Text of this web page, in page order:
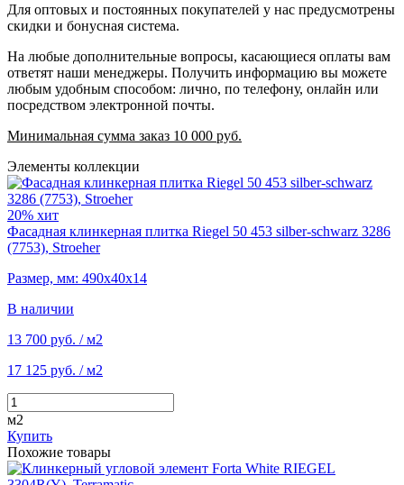
Для оптовых и постоянных покупателей у нас предусмотрены
скидки и бонусная система.
На любые дополнительные вопросы, касающиеся оплаты вам
ответят наши менеджеры. Получить информацию вы можете
любым удобным способом: лично, по телефону, онлайн или
посредством электронной почты.
Минимальная сумма заказ 10 000 руб.
Элементы коллекции
20% хит
Фасадная клинкерная плитка Riegel 50 453 silber-schwarz 3286
(7753), Stroeher
Размер, мм: 490х40х14
В наличии
13 700 руб. / м2
17 125 руб. / м2
м2
Купить
Похожие товары